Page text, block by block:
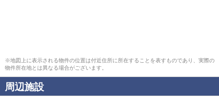
※地図上に表示される物件の位置は付近住所に所在することを表すものであり、実際の
物件所在地とは異なる場合がございます。
周辺施設